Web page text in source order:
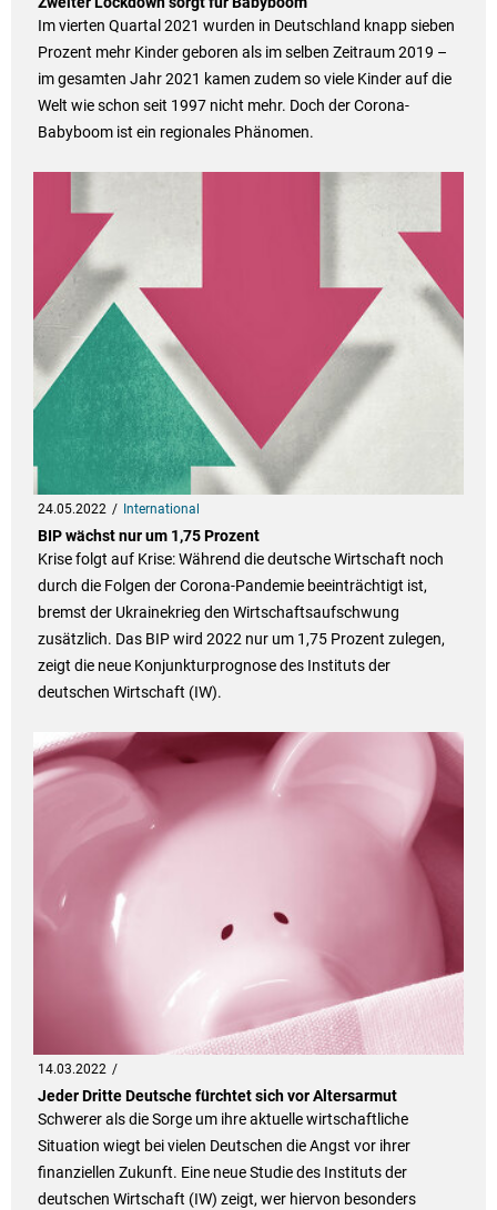
Im vierten Quartal 2021 wurden in Deutschland knapp sieben
Prozent mehr Kinder geboren als im selben Zeitraum 2019 –
im gesamten Jahr 2021 kamen zudem so viele Kinder auf die
Welt wie schon seit 1997 nicht mehr. Doch der Corona-
Babyboom ist ein regionales Phänomen.
24.05.2022 International
BIP wächst nur um 1,75 Prozent
Krise folgt auf Krise: Während die deutsche Wirtschaft noch
durch die Folgen der Corona-Pandemie beeinträchtigt ist,
bremst der Ukrainekrieg den Wirtschaftsaufschwung
zusätzlich. Das BIP wird 2022 nur um 1,75 Prozent zulegen,
zeigt die neue Konjunkturprognose des Instituts der
deutschen Wirtschaft (IW).
14.03.2022
Jeder Dritte Deutsche fürchtet sich vor Altersarmut
Schwerer als die Sorge um ihre aktuelle wirtschaftliche
Situation wiegt bei vielen Deutschen die Angst vor ihrer
finanziellen Zukunft. Eine neue Studie des Instituts der
deutschen Wirtschaft (IW) zeigt, wer hiervon besonders